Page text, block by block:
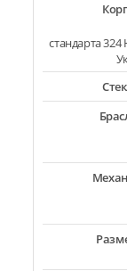
стандарта